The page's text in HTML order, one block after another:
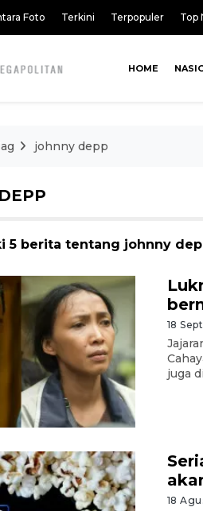
Foto Terkini Terpopuler Top
HOME
johnny depp
5 berita tentang johnny
18
juga
18